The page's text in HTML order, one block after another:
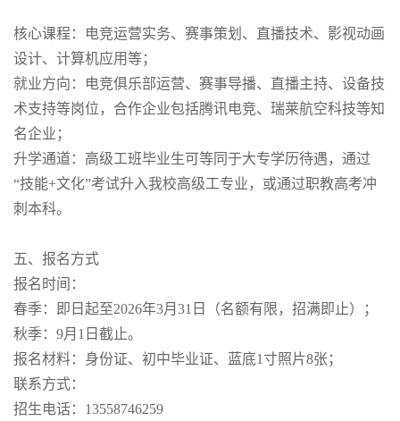
核心课程：电竞运营实务、赛事策划、直播技术、影视动画
设计、计算机应用等；
就业方向：电竞俱乐部运营、赛事导播、直播主持、设备技
术支持等岗位，合作企业包括腾讯电竞、瑞莱航空科技等知
名企业；
升学通道：高级工班毕业生可等同于大专学历待遇，通过
“技能+文化”考试升入我校高级工专业，或通过职教高考冲
刺本科。
五、报名方式
报名时间：
春季：即日起至2026年3月31日（名额有限，招满即止）；
秋季：9月1日截止。
报名材料：身份证、初中毕业证、蓝底1寸照片8张；
联系方式：
招生电话：13558746259